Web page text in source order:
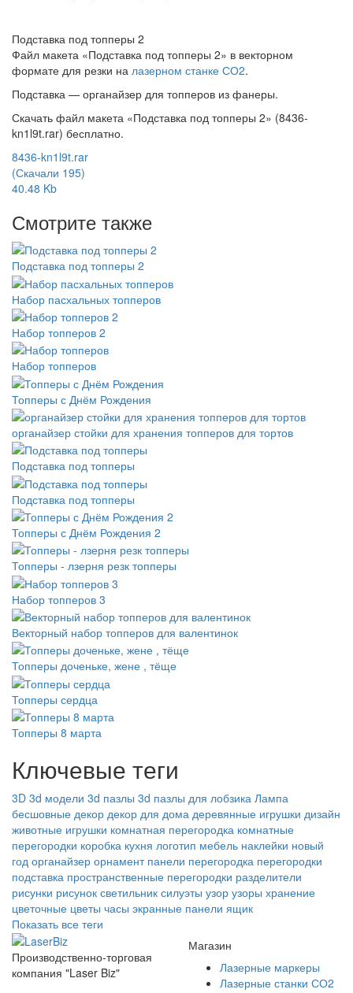
Подставка под топперы 2
Файл макета «Подставка под топперы 2» в векторном
формате для резки на лазерном станке СО2.
Подставка — органайзер для топперов из фанеры.
Скачать файл макета «Подставка под топперы 2» (8436-
kn1l9t.rar) бесплатно.
8436-kn1l9t.rar
(Скачали 195)
40.48 Kb
Смотрите также
Подставка под топперы 2
Набор пасхальных топперов
Набор топперов 2
Набор топперов
Топперы с Днём Рождения
органайзер стойки для хранения топперов для тортов
Подставка под топперы
Подставка под топперы
Топперы с Днём Рождения 2
Топперы - лзерня резк топперы
Набор топперов 3
Векторный набор топперов для валентинок
Топперы доченьке, жене , тёще
Топперы сердца
Топперы 8 марта
Ключевые теги
3D 3d модели 3d пазлы 3d пазлы для лобзика Лампа
бесшовные декор декор для дома деревянные игрушки дизайн
животные игрушки комнатная перегородка комнатные
перегородки коробка кухня логотип мебель наклейки новый
год органайзер орнамент панели перегородка перегородки
подставка пространственные перегородки разделители
рисунки рисунок светильник силуэты узор узоры хранение
цветочные цветы часы экранные панели ящик
Показать все теги
Производственно-торговая
компания "Laser Biz"
Магазин
Лазерные маркеры
Лазерные станки СО2